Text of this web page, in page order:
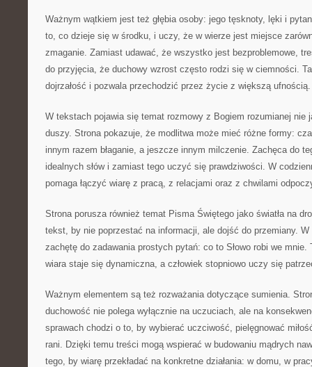
Ważnym wątkiem jest też głębia osoby: jego tęsknoty, lęki i
to, co dzieje się w środku, i uczy, że w wierze jest miejsce
zmaganie. Zamiast udawać, że wszystko jest bezproblemowe,
do przyjęcia, że duchowy wzrost często rodzi się w ciemności.
dojrzałość i pozwala przechodzić przez życie z większą ufnością.
W tekstach pojawia się temat rozmowy z Bogiem rozumianej nie
duszy. Strona pokazuje, że modlitwa może mieć różne formy:
innym razem błaganie, a jeszcze innym milczenie. Zachęca do
idealnych słów i zamiast tego uczyć się prawdziwości. W
pomaga łączyć wiarę z pracą, z relacjami oraz z chwilami
Strona porusza również temat Pisma Świętego jako światła na
tekst, by nie poprzestać na informacji, ale dojść do przemiany.
zachętę do zadawania prostych pytań: co to Słowo robi we mnie.
wiara staje się dynamiczna, a człowiek stopniowo uczy się
Ważnym elementem są też rozważania dotyczące sumienia.
duchowość nie polega wyłącznie na uczuciach, ale na
sprawach chodzi o to, by wybierać uczciwość, pielęgnować
rani. Dzięki temu treści mogą wspierać w budowaniu mądrych
tego, by wiarę przekładać na konkretne działania: w domu, w